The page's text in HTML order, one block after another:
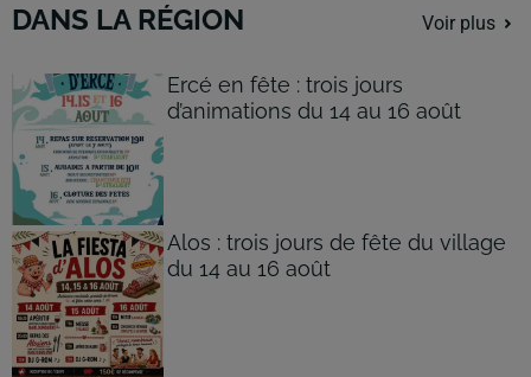
DANS LA RÉGION Voir plus
Ercé en fête : trois jours
d’animations du 14 au 16 août
Alos : trois jours de fête du village
du 14 au 16 août